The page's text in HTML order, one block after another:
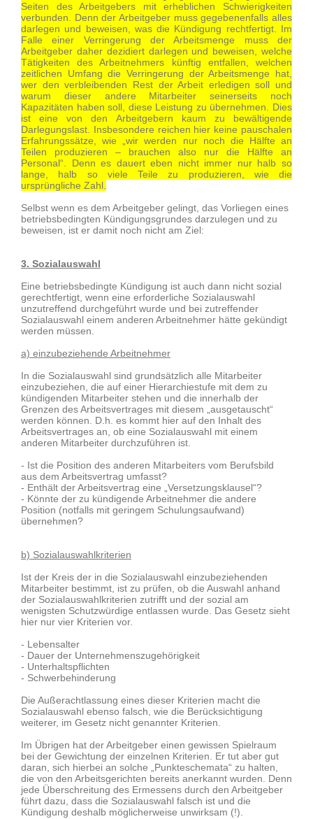
Seiten des Arbeitgebers mit erheblichen Schwierigkeiten
verbunden. Denn der Arbeitgeber muss gegebenenfalls alles
darlegen und beweisen, was die Kündigung rechtfertigt. Im
Falle einer Verringerung der Arbeitsmenge muss der
Arbeitgeber daher dezidiert darlegen und beweisen, welche
Tätigkeiten des Arbeitnehmers künftig entfallen, welchen
zeitlichen Umfang die Verringerung der Arbeitsmenge hat,
wer den verbleibenden Rest der Arbeit erledigen soll und
warum dieser andere Mitarbeiter seinerseits noch
Kapazitäten haben soll, diese Leistung zu übernehmen. Dies
ist eine von den Arbeitgebern kaum zu bewältigende
Darlegungslast. Insbesondere reichen hier keine pauschalen
Erfahrungssätze, wie „wir werden nur noch die Hälfte an
Teilen produzieren – brauchen also nur die Hälfte an
Personal“. Denn es dauert eben nicht immer nur halb so
lange, halb so viele Teile zu produzieren, wie die
ursprüngliche Zahl.
Selbst wenn es dem Arbeitgeber gelingt, das Vorliegen eines
betriebsbedingten Kündigungsgrundes darzulegen und zu
beweisen, ist er damit noch nicht am Ziel:
3. Sozialauswahl
Eine betriebsbedingte Kündigung ist auch dann nicht sozial
gerechtfertigt, wenn eine erforderliche Sozialauswahl
unzutreffend durchgeführt wurde und bei zutreffender
Sozialauswahl einem anderen Arbeitnehmer hätte gekündigt
werden müssen.
a) einzubeziehende Arbeitnehmer
In die Sozialauswahl sind grundsätzlich alle Mitarbeiter
einzubeziehen, die auf einer Hierarchiestufe mit dem zu
kündigenden Mitarbeiter stehen und die innerhalb der
Grenzen des Arbeitsvertrages mit diesem „ausgetauscht“
werden können. D.h. es kommt hier auf den Inhalt des
Arbeitsvertrages an, ob eine Sozialauswahl mit einem
anderen Mitarbeiter durchzuführen ist.
- Ist die Position des anderen Mitarbeiters vom Berufsbild
aus dem Arbeitsvertrag umfasst?
- Enthält der Arbeitsvertrag eine „Versetzungsklausel“?
- Könnte der zu kündigende Arbeitnehmer die andere
Position (notfalls mit geringem Schulungsaufwand)
übernehmen?
b) Sozialauswahlkriterien
Ist der Kreis der in die Sozialauswahl einzubeziehenden
Mitarbeiter bestimmt, ist zu prüfen, ob die Auswahl anhand
der Sozialauswahlkriterien zutrifft und der sozial am
wenigsten Schutzwürdige entlassen wurde. Das Gesetz sieht
hier nur vier Kriterien vor.
- Lebensalter
- Dauer der Unternehmenszugehörigkeit
- Unterhaltspflichten
- Schwerbehinderung
Die Außerachtlassung eines dieser Kriterien macht die
Sozialauswahl ebenso falsch, wie die Berücksichtigung
weiterer, im Gesetz nicht genannter Kriterien.
Im Übrigen hat der Arbeitgeber einen gewissen Spielraum
bei der Gewichtung der einzelnen Kriterien. Er tut aber gut
daran, sich hierbei an solche „Punkteschemata“ zu halten,
die von den Arbeitsgerichten bereits anerkannt wurden. Denn
jede Überschreitung des Ermessens durch den Arbeitgeber
führt dazu, dass die Sozialauswahl falsch ist und die
Kündigung deshalb möglicherweise unwirksam (!).